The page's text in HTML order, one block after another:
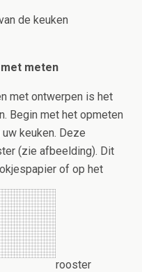
de keuken
meten
met ontwerpen is het
Begin met het opmeten
keuken. Deze
(zie afbeelding). Dit
of op het
rooster